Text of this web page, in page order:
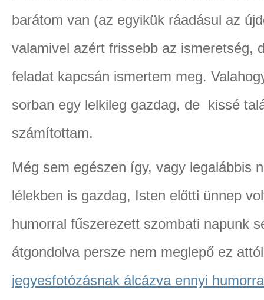
barátom van (az egyikük ráadásul az
valamivel azért frissebb az ismeretség,
feladat kapcsán ismertem meg.
sorban egy lelkileg gazdag, de kissé
számítottam.
Még sem egészen így, vagy legalábbis
lélekben is gazdag, Isten előtti ünnep
humorral fűszerezett szombati napunk
átgondolva persze nem meglepő ez
jegyesfotózásnak álcázva ennyi